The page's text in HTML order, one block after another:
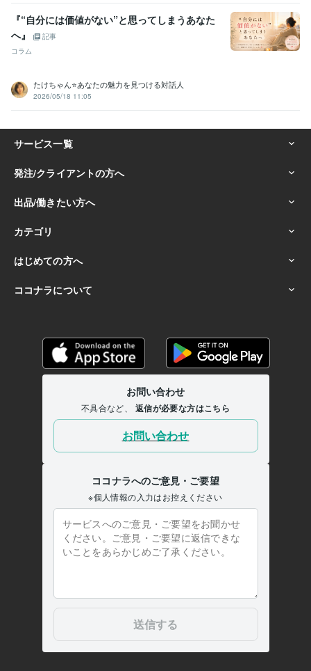
『“自分には価値がない”と思ってしまうあなた
へ』
記事
コラム
たけちゃん⭐あなたの魅力を見つける対話人
2026/05/18 11:05